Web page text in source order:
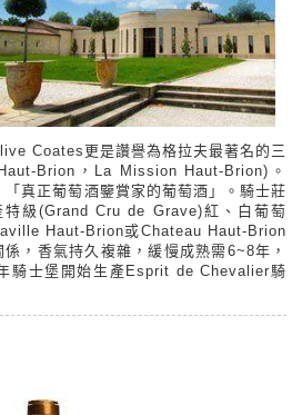
Coates更是讚譽為格拉夫最著名的三
Brion，La Mission Haut-Brion)。
真正葡萄酒鑒賞家的葡萄酒」。騎士莊
級(Grand Cru de Grave)紅、白葡萄
Haut-Brion或Chateau Haut-Brion
，香氣持久複雜，緩慢成熟需6~8年，
騎士堡開始生產Esprit de Chevalier騎